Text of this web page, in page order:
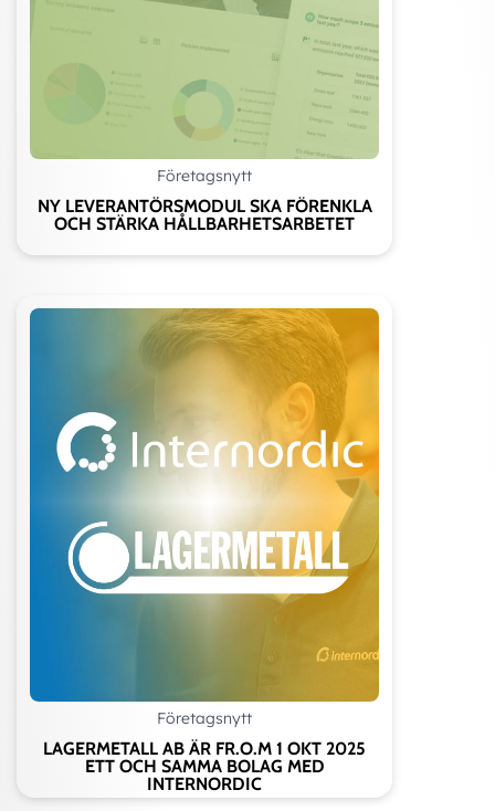
Företagsnytt
NY LEVERANTÖRSMODUL SKA FÖRENKLA
OCH STÄRKA HÅLLBARHETSARBETET
Företagsnytt
LAGERMETALL AB ÄR FR.O.M 1 OKT 2025
ETT OCH SAMMA BOLAG MED
INTERNORDIC